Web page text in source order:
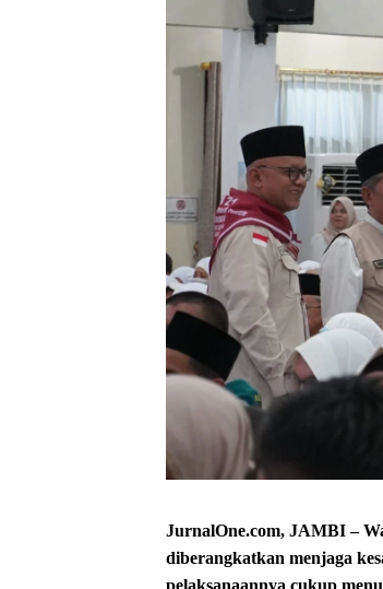
JurnalOne.com, JAMBI –
diberangkatkan menjaga